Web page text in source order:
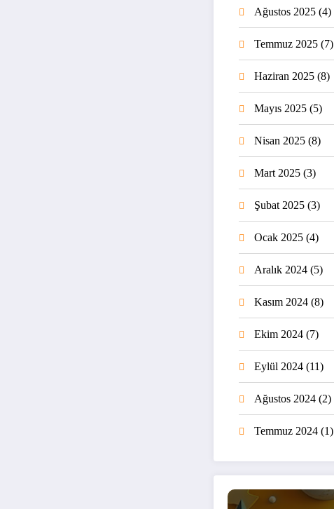
Ağustos 2025 (4)
Temmuz 2025 (7)
Haziran 2025 (8)
Mayıs 2025 (5)
Nisan 2025 (8)
Mart 2025 (3)
Şubat 2025 (3)
Ocak 2025 (4)
Aralık 2024 (5)
Kasım 2024 (8)
Ekim 2024 (7)
Eylül 2024 (11)
Ağustos 2024 (2)
Temmuz 2024 (1)